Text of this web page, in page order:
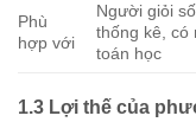
Phù
hợp với
Người giỏi
thống kê, có
toán học
1.3 Lợi thế của